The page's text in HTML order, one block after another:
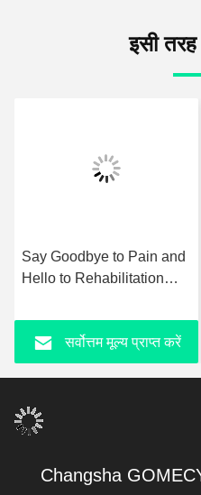
इसी तरह
Say Goodbye to Pain and
Hello to Rehabilitation
Ultrasound Pain Relief
Technology Therapy
Device
सर्वोत्तम मूल्य प्राप्त करें
Changsha